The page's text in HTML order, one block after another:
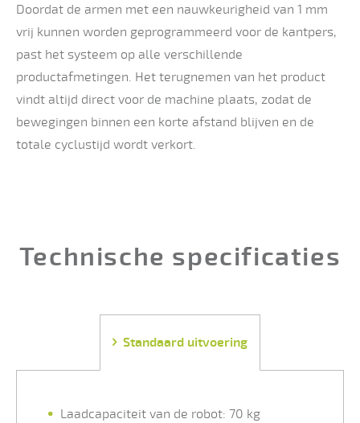
Doordat de armen met een nauwkeurigheid van 1 mm
vrij kunnen worden geprogrammeerd voor de kantpers,
past het systeem op alle verschillende
productafmetingen. Het terugnemen van het product
vindt altijd direct voor de machine plaats, zodat de
bewegingen binnen een korte afstand blijven en de
totale cyclustijd wordt verkort.
Technische specificaties
Standaard uitvoering
Laadcapaciteit van de robot: 70 kg